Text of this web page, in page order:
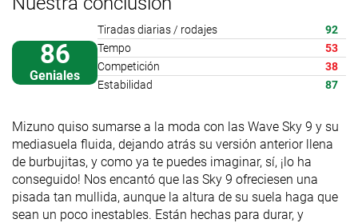
86
Geniales
Tiradas diarias / rodajes
92
Tempo
53
Competición
38
Estabilidad
87
Mizuno quiso sumarse a la moda con las Wave Sky 9 y su
mediasuela fluida, dejando atrás su versión anterior llena
de burbujitas, y como ya te puedes imaginar, sí, ¡lo ha
conseguido! Nos encantó que las Sky 9 ofreciesen una
pisada tan mullida, aunque la altura de su suela haga que
sean un poco inestables. Están hechas para durar, y